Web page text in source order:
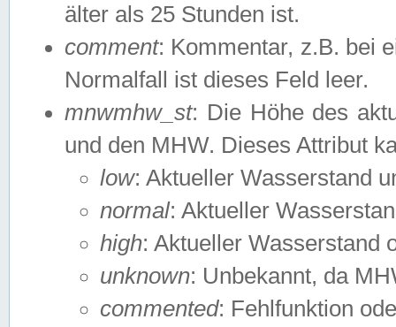
älter als 25 Stunden ist.
comment: Kommentar, z.B. bei
Normalfall ist dieses Feld leer.
mnwmhw_st: Die Höhe des
und den MHW. Dieses Attribut
low: Aktueller Wasserstand
normal: Aktueller
high: Aktueller Wasserstand
unknown: Unbekannt, da
commented: Fehlfunktion